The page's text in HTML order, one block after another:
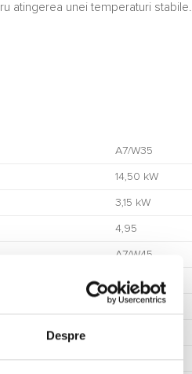
Despre
atingerea unei temperaturi stabile.
A7/W35
14,50 kW
3,15 kW
4,95
A7/W45
12,30 kW
3,32 kW
A7/W55